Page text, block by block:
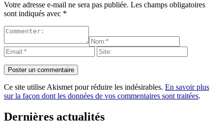
Votre adresse e-mail ne sera pas publiée. Les champs obligatoires
sont indiqués avec *
Ce site utilise Akismet pour réduire les indésirables. En savoir plus
sur la façon dont les données de vos commentaires sont traitées.
Dernières actualités